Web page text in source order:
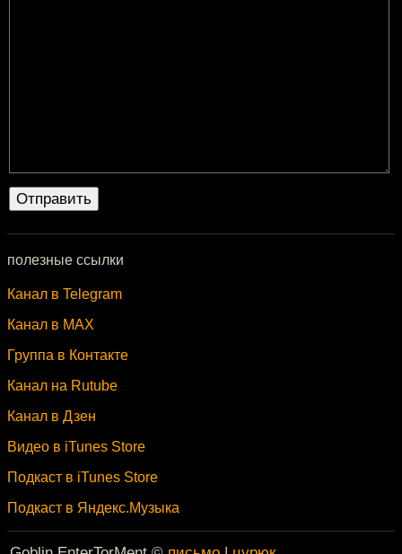
полезные ссылки
Канал в Telegram
Канал в MAX
Группа в Контакте
Канал на Rutube
Канал в Дзен
Видео в iTunes Store
Подкаст в iTunes Store
Подкаст в Яндекс.Музыка